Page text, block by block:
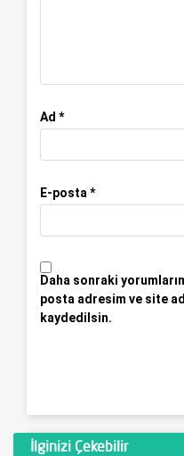
Ad *
E-posta *
Daha sonraki
posta adresim ve site
kaydedilsin.
İlginizi Çekebilir